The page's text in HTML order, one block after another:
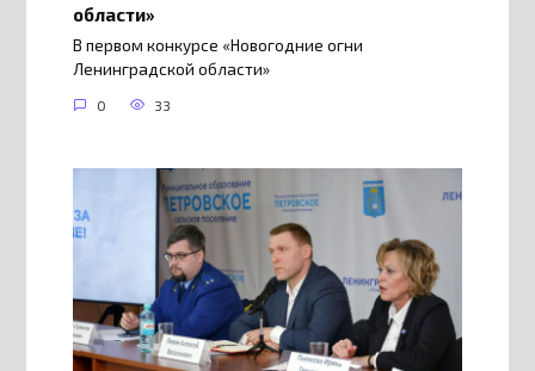
области»
В первом конкурсе «Новогодние огни
Ленинградской области»
0 33